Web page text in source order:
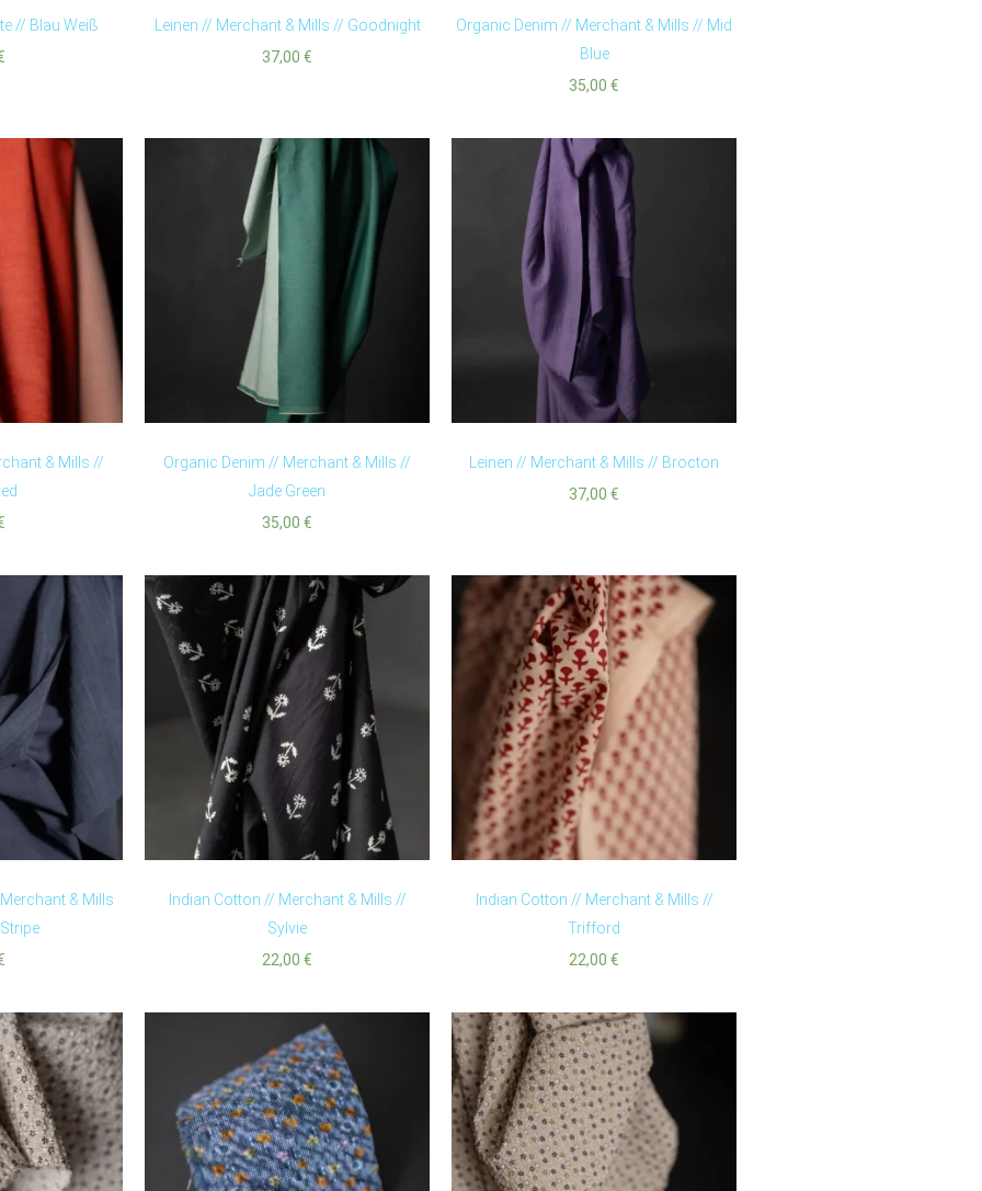
// Blau Weiß
Leinen // Merchant & Mills // Goodnight
37,00 €
Organic Denim // Merchant & Mills // Mid
Blue
35,00 €
& Mills //
Organic Denim // Merchant & Mills //
Jade Green
35,00 €
Leinen // Merchant & Mills // Brocton
37,00 €
& Mills
Indian Cotton // Merchant & Mills //
Sylvie
22,00 €
Indian Cotton // Merchant & Mills //
Trifford
22,00 €